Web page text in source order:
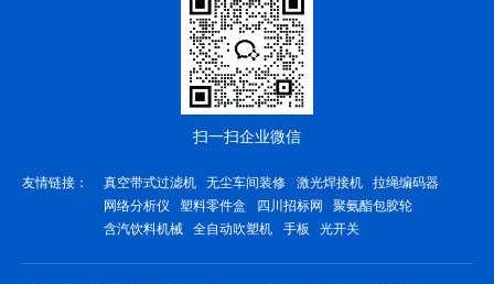
扫一扫企业微信
友情链接： 真空带式过滤机 无尘车间装修 激光焊接机 拉绳编码器
网络分析仪 塑料零件盒 四川招标网
聚氨酯包胶轮
含汽饮料机械 全自动吹塑机 手板 光开关